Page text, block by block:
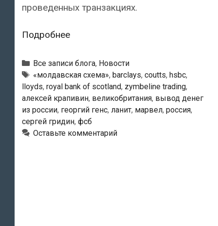
проведенных транзакциях.
ПодробнееГазета
Guardian»
рассказала
о
роли
ведущих
британских
Рубрики
Все записи блога, Новости
Тэги
«молдавская схема», barclays, coutts, hsbc,
lloyds, royal bank of scotland, zymbeline trading,
алексей крапивин, великобритания, вывод денег
из россии, георгий генс, ланит, марвел, россия,
сергей гридин, фсб
Оставьте комментарий